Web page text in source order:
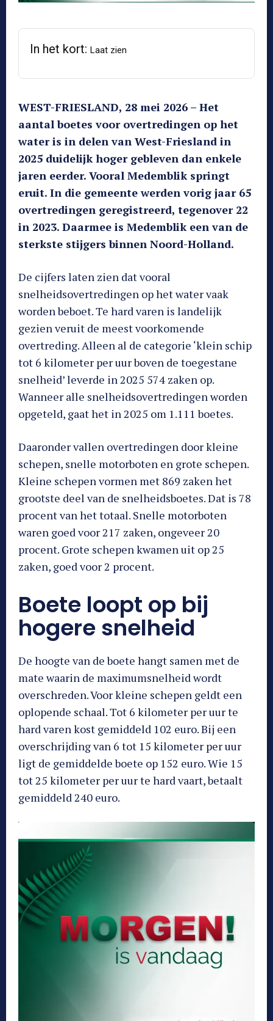
In het kort: Laat zien
WEST-FRIESLAND, 28 mei 2026 – Het
aantal boetes voor overtredingen op het
water is in delen van West-Friesland in
2025 duidelijk hoger gebleven dan enkele
jaren eerder. Vooral Medemblik springt
eruit. In die gemeente werden vorig jaar 65
overtredingen geregistreerd, tegenover 22
in 2023. Daarmee is Medemblik een van de
sterkste stijgers binnen Noord-Holland.
De cijfers laten zien dat vooral
snelheidsovertredingen op het water vaak
worden beboet. Te hard varen is landelijk
gezien veruit de meest voorkomende
overtreding. Alleen al de categorie ‘klein schip
tot 6 kilometer per uur boven de toegestane
snelheid’ leverde in 2025 574 zaken op.
Wanneer alle snelheidsovertredingen worden
opgeteld, gaat het in 2025 om 1.111 boetes.
Daaronder vallen overtredingen door kleine
schepen, snelle motorboten en grote schepen.
Kleine schepen vormen met 869 zaken het
grootste deel van de snelheidsboetes. Dat is 78
procent van het totaal. Snelle motorboten
waren goed voor 217 zaken, ongeveer 20
procent. Grote schepen kwamen uit op 25
zaken, goed voor 2 procent.
Boete loopt op bij
hogere snelheid
De hoogte van de boete hangt samen met de
mate waarin de maximumsnelheid wordt
overschreden. Voor kleine schepen geldt een
oplopende schaal. Tot 6 kilometer per uur te
hard varen kost gemiddeld 102 euro. Bij een
overschrijding van 6 tot 15 kilometer per uur
ligt de gemiddelde boete op 152 euro. Wie 15
tot 25 kilometer per uur te hard vaart, betaalt
gemiddeld 240 euro.